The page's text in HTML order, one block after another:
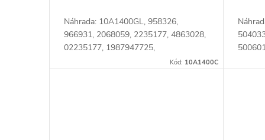
k
Náhrada: 10A1400GL, 958326,
966931, 2068059, 2235177, 4863028,
02235177, 1987947725,
AVX10X1400, A007753009519,
Kód: 10A1400C